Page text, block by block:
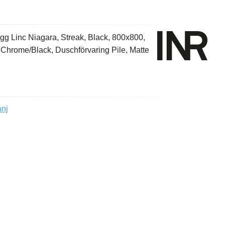
Linc Niagara, Streak, Black, 800x800,
Black, Duschförvaring Pile, Matte